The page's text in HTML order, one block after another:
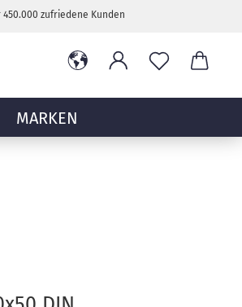
zufriedene Kunden
MARKEN